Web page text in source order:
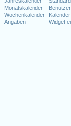
Monatskalender
Wochenkalender
Angaben
Widget
: Freitag, Dezember